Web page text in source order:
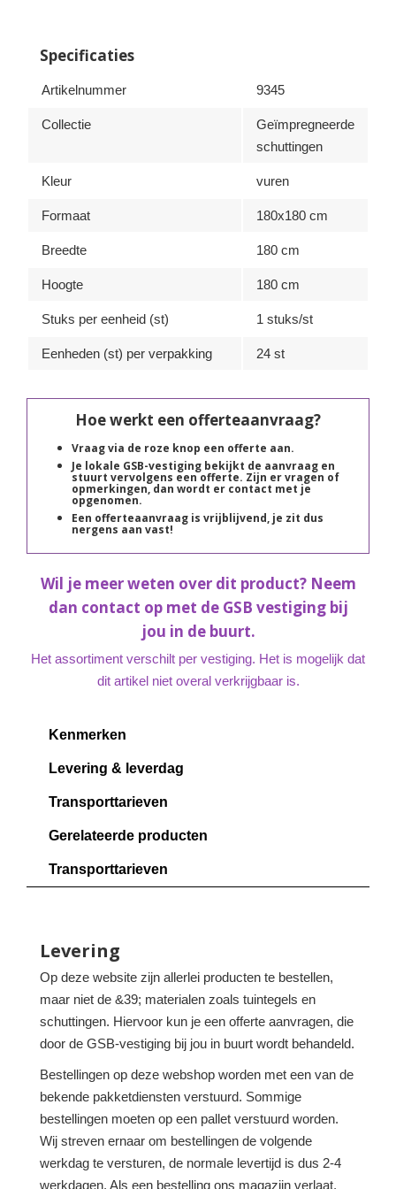
Specificaties
Artikelnummer 9345
Collectie
Geïmpregneerde
schuttingen
Kleur vuren
Formaat 180x180 cm
Breedte 180 cm
Hoogte 180 cm
Stuks per eenheid (st) 1 stuks/st
Eenheden (st) per verpakking 24 st
Hoe werkt een offerteaanvraag?
Vraag via de roze knop een offerte aan.
Je lokale GSB-vestiging bekijkt de aanvraag en
stuurt vervolgens een offerte. Zijn er vragen of
opmerkingen, dan wordt er contact met je
opgenomen.
Een offerteaanvraag is vrijblijvend, je zit dus
nergens aan vast!
Wil je meer weten over dit product? Neem
dan contact op met de GSB vestiging bij
jou in de buurt.
Het assortiment verschilt per vestiging. Het is mogelijk dat
dit artikel niet overal verkrijgbaar is.
Kenmerken
Levering & leverdag
Transporttarieven
Gerelateerde producten
Transporttarieven
Levering
Op deze website zijn allerlei producten te bestellen,
maar niet de &39; materialen zoals tuintegels en
schuttingen. Hiervoor kun je een offerte aanvragen, die
door de GSB-vestiging bij jou in buurt wordt behandeld.
Bestellingen op deze webshop worden met een van de
bekende pakketdiensten verstuurd. Sommige
bestellingen moeten op een pallet verstuurd worden.
Wij streven ernaar om bestellingen de volgende
werkdag te versturen, de normale levertijd is dus 2-4
werkdagen. Als een bestelling ons magazijn verlaat,